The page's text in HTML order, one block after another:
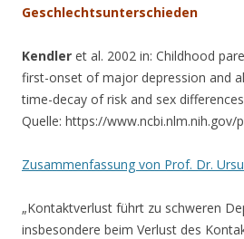
Geschlechtsunterschieden
Kendler et al. 2002 in: Childhood
first-onset of major depression and
time-decay of risk and sex differences
Quelle: https://www.ncbi.nlm.nih.gov/
Zusammenfassung von Prof. Dr.
„Kontaktverlust führt zu schweren
insbesondere beim Verlust des